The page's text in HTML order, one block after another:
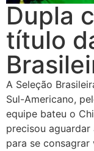
Dupla
título
A Seleção
Sul-Americano,
equipe bateu o
precisou
para se